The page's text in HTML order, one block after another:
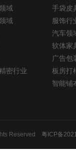
域
域
密行业
手袋皮
服饰行
汽车领
软体家
广告包
板房打
智能铺
Reserved 粤ICP备